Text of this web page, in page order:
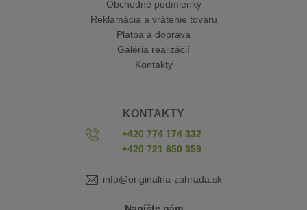
Obchodné podmienky
Reklamácia a vrátenie tovaru
Platba a doprava
Galéria realizácií
Kontakty
KONTAKTY
+420 774 174 332
+420 721 650 359
info@originalna-zahrada.sk